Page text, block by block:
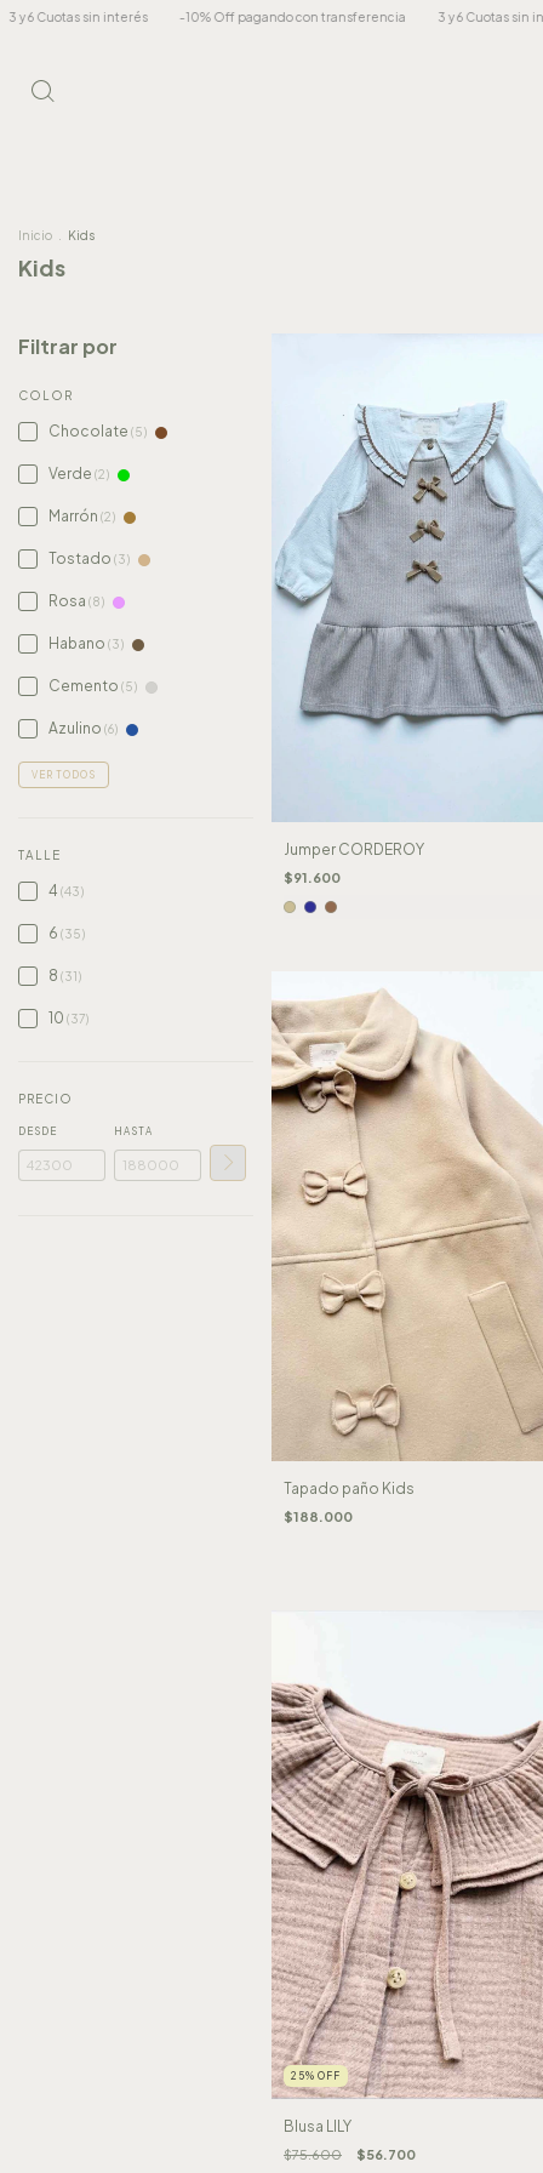
Off pagando con transferencia 3 y 6 Cuotas sin interés -10% Off pagando
Inicio Kids
Kids
Filtrar por
COLOR
Chocolate (5)
Verde (2)
Marrón (2)
Tostado (3)
Rosa (8)
Habano (3)
Cemento (5)
Azulino (6)
VER TODOS
TALLE
4 (43)
6 (35)
8 (31)
10 (37)
PRECIO
DESDE HASTA
Jumper CORDEROY
$91.600
Tapado paño Kids
$188.000
25% OFF
Blusa LILY
$75.600 $56.700